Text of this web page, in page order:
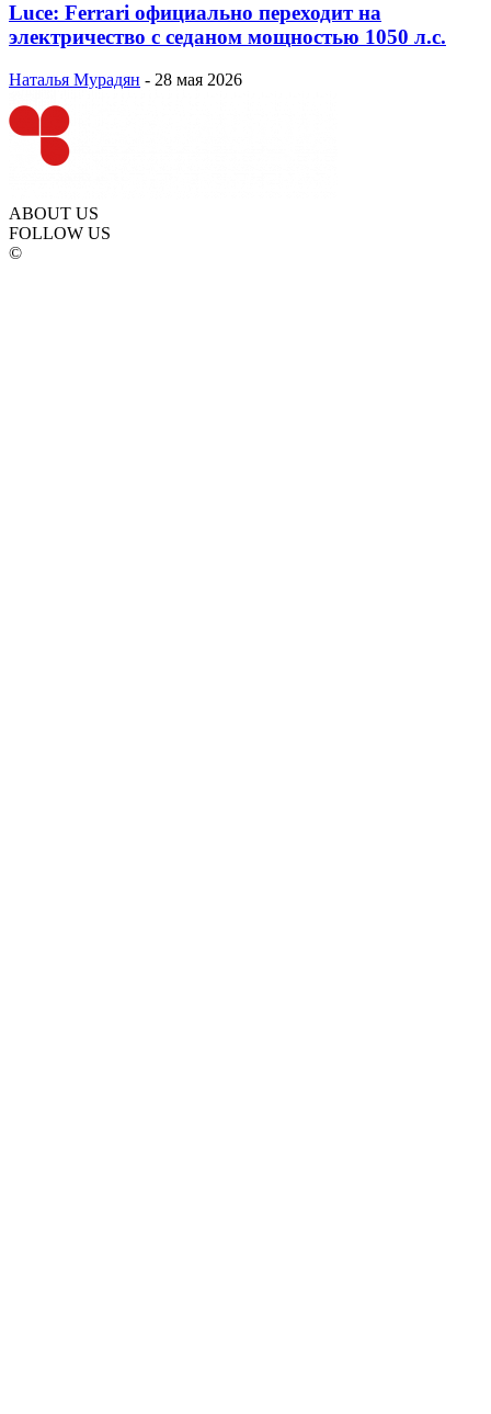
Luce: Ferrari официально переходит на
электричество с седаном мощностью 1050 л.с.
Наталья Мурадян - 28 мая 2026
ABOUT US
FOLLOW US
©